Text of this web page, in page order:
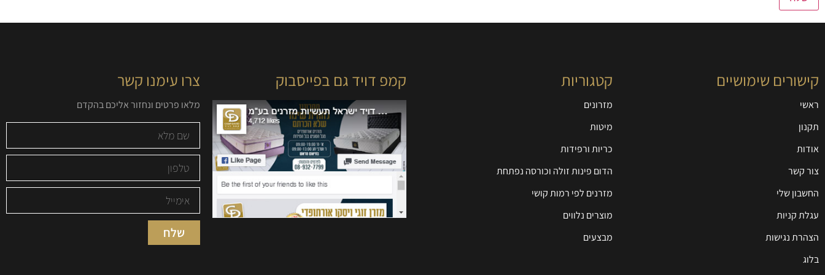
קישורים שימושיים
ראשי
תקנון
אודות
צור קשר
החשבון שלי
עגלת קניות
הצהרת נגישות
בלוג
קטגוריות
מזרונים
מיטות
כריות ורפידות
הדום פינות זולה וכורסה נפתחת
מזרנים לפי רמות קושי
מוצרים נלווים
מבצעים
קמפ דויד גם בפייסבוק צרו עימנו קשר
מלאו פרטים ונחזור אליכם בהקדם
שלח